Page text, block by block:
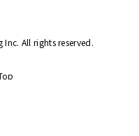
All rights reserved.